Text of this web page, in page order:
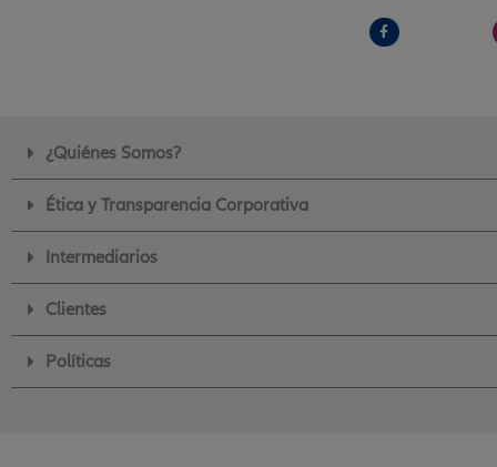
F
a
c
¿Quiénes Somos?
Ética y Transparencia Corporativa
Intermediarios
Clientes
Políticas